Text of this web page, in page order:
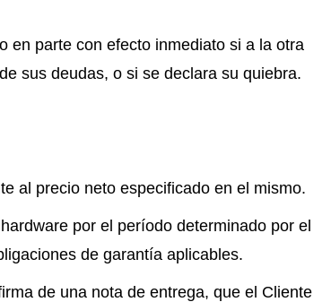
en parte con efecto inmediato si a la otra
sus deudas, o si se declara su quiebra.
al precio neto especificado en el mismo.
por el período determinado por el
de garantía aplicables.
de una nota de entrega, que el Cliente